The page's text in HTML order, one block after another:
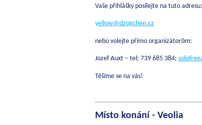
Vaše přihlášky posílejte na tuto adresu:
yellow@dzogchen.cz
nebo volejte přímo organizátorům:
Jozef Auxt – tel: 739 685 384;
Těšíme se na vás!
Místo konání - Veolia